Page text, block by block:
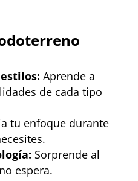
Aprende a
de cada tipo
tu enfoque durante
Sorprende al
espera.